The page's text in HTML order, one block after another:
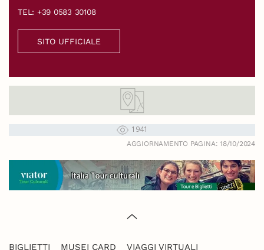
TEL: +39 0583 30108
SITO UFFICIALE
1941
AGGIORNAMENTO PAGINA: 18/10/2024
BIGLIETTI MUSEI CARD VIAGGI VIRTUALI